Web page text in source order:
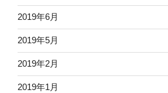
2019年6月
2019年5月
2019年2月
2019年1月